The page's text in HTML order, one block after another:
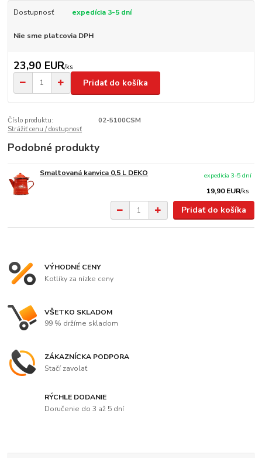
Dostupnosť expedícia 3-5 dní
Nie sme platcovia DPH
23,90 EUR/ks
Pridať do košíka
Číslo produktu:
02-5100CSM
Strážiť cenu / dostupnosť
Podobné produkty
Smaltovaná kanvica 0,5 L DEKO
19,90 EUR/ks
expedícia 3-5 dní
Pridať do košíka
VÝHODNÉ CENY
Kotlíky za nízke ceny
VŠETKO SKLADOM
99 % držíme skladom
ZÁKAZNÍCKA PODPORA
Stačí zavolať
RÝCHLE DODANIE
Doručenie do 3 až 5 dní